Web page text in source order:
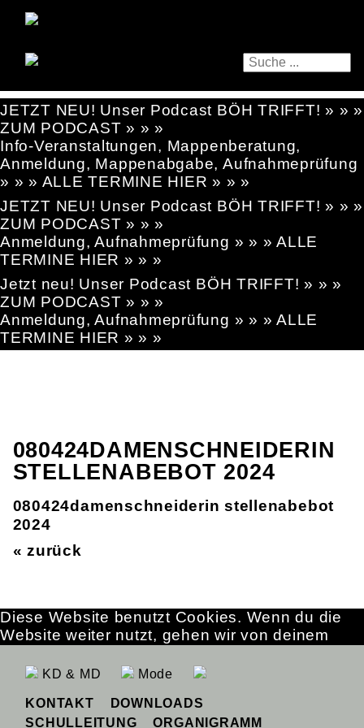
JETZT NEU! Unser Podcast BÖH TRIFFT! » » »
ZUM PODCAST » » »
Info-Veranstaltungen, Mappenberatung,
Anmeldung, Mappenabgabe, Aufnahmeprüfung
» » » ALLE TERMINE HIER » » »
JETZT NEU! Unser Podcast BÖH TRIFFT! » » »
ZUM PODCAST » » »
Anmeldung, Aufnahmeprüfung » » » ALLE
TERMINE HIER » » »
Jetzt neu! Unser Podcast BÖH TRIFFT! » » »
ZUM PODCAST » » »
Anmeldung, Aufnahmeprüfung » » » ALLE
TERMINE HIER » » »
080424DAMENSCHNEIDERIN
STELLENABEBOT 2024
080424damenschneiderin stellenabebot
2024
« zurück
KD & MD Mode
KONTAKT
DOWNLOADS
SCHULLEITUNG
ORGANIGRAMM
Diese Website benutzt Cookies. Wenn du die
Website weiter nutzt, gehen wir von deinem